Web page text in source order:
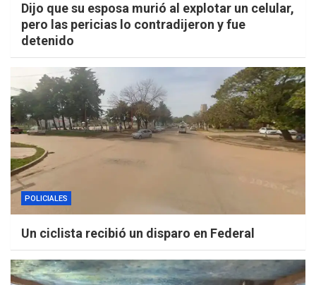
Dijo que su esposa murió al explotar un celular,
pero las pericias lo contradijeron y fue
detenido
POLICIALES
Un ciclista recibió un disparo en Federal